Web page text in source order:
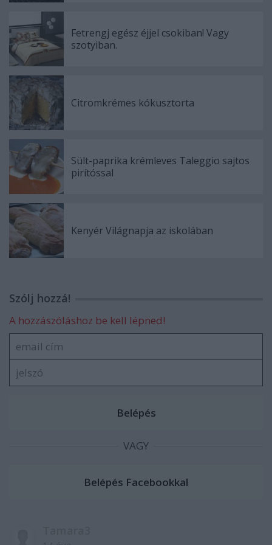
Fetrengj egész éjjel csokiban! Vagy
szotyiban.
Citromkrémes kókusztorta
Sült-paprika krémleves Taleggio sajtos
pirítóssal
Kenyér Világnapja az iskolában
Szólj hozzá!
A hozzászóláshoz be kell lépned!
VAGY